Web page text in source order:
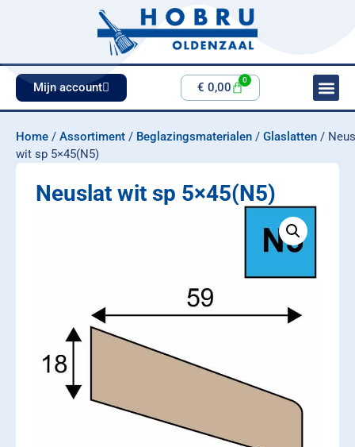
Mijn account € 0,00
0
Home / Assortiment / Beglazingsmaterialen / Glaslatten /
wit sp 5×45(N5)
Neuslat wit sp 5×45(N5)